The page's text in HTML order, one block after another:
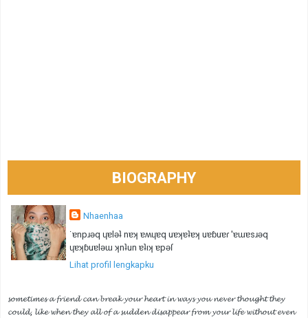
BIOGRAPHY
Nhaenhaa
˙ɐnpɹǝq ɥɐlǝʇ nɐʞ ɐʍɥɐq uɐʞɐʇɐʞ uɐɓuɐɾ 'ɐɯɐsɹǝq
ɥɐʞɓuɐlǝɯ ʞnʇun ɐʇıʞ ɐpǝſ
Lihat profil lengkapku
𝓼𝓸𝓶𝓮𝓽𝓲𝓶𝓮𝓼 𝓪 𝓯𝓻𝓲𝓮𝓷𝓭 𝓬𝓪𝓷 𝓫𝓻𝓮𝓪𝓴 𝔂𝓸𝓾𝓻 𝓱𝓮𝓪𝓻𝓽 𝓲𝓷 𝔀𝓪𝔂𝓼 𝔂𝓸𝓾 𝓷𝓮𝓿𝓮𝓻 𝓽𝓱𝓸𝓾𝓰𝓱𝓽 𝓽𝓱𝓮𝔂
𝓬𝓸𝓾𝓵𝓭, 𝓵𝓲𝓴𝓮 𝔀𝓱𝓮𝓷 𝓽𝓱𝓮𝔂 𝓪𝓵𝓵 𝓸𝓯 𝓪 𝓼𝓾𝓭𝓭𝓮𝓷 𝓭𝓲𝓼𝓪𝓹𝓹𝓮𝓪𝓻 𝓯𝓻𝓸𝓶 𝔂𝓸𝓾𝓻 𝓵𝓲𝓯𝓮 𝔀𝓲𝓽𝓱𝓸𝓾𝓽 𝓮𝓿𝓮𝓷